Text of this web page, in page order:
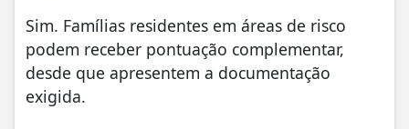
Sim. Famílias residentes em áreas de risco
podem receber pontuação complementar,
desde que apresentem a documentação
exigida.